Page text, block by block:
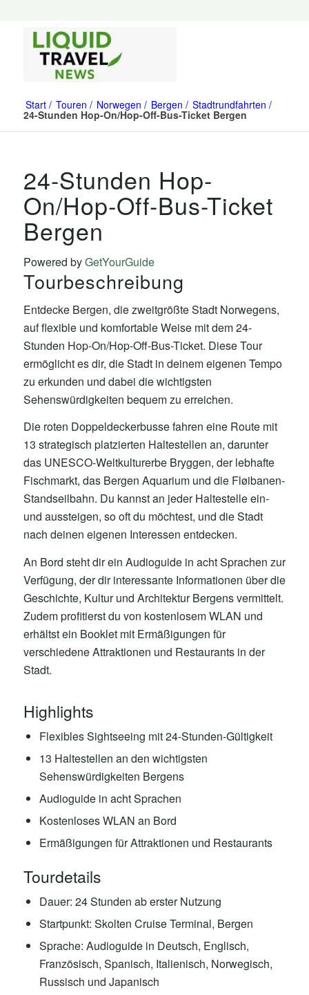
Start Touren Norwegen Bergen Stadtrundfahrten
24-Stunden Hop-On/Hop-Off-Bus-Ticket Bergen
24-Stunden Hop-
On/Hop-Off-Bus-Ticket
Bergen
Powered byGetYourGuide
Tourbeschreibung
Entdecke Bergen, die zweitgrößte Stadt Norwegens,
auf flexible und komfortable Weise mit dem 24-
Stunden Hop-On/Hop-Off-Bus-Ticket. Diese Tour
ermöglicht es dir, die Stadt in deinem eigenen Tempo
zu erkunden und dabei die wichtigsten
Sehenswürdigkeiten bequem zu erreichen.
Die roten Doppeldeckerbusse fahren eine Route mit
13 strategisch platzierten Haltestellen an, darunter
das UNESCO-Weltkulturerbe Bryggen, der lebhafte
Fischmarkt, das Bergen Aquarium und die Fløibanen-
Standseilbahn. Du kannst an jeder Haltestelle ein-
und aussteigen, so oft du möchtest, und die Stadt
nach deinen eigenen Interessen entdecken.
An Bord steht dir ein Audioguide in acht Sprachen zur
Verfügung, der dir interessante Informationen über die
Geschichte, Kultur und Architektur Bergens vermittelt.
Zudem profitierst du von kostenlosem WLAN und
erhältst ein Booklet mit Ermäßigungen für
verschiedene Attraktionen und Restaurants in der
Stadt.
Highlights
Flexibles Sightseeing mit 24-Stunden-Gültigkeit
13 Haltestellen an den wichtigsten
Sehenswürdigkeiten Bergens
Audioguide in acht Sprachen
Kostenloses WLAN an Bord
Ermäßigungen für Attraktionen und Restaurants
Tourdetails
Dauer: 24 Stunden ab erster Nutzung
Startpunkt: Skolten Cruise Terminal, Bergen
Sprache: Audioguide in Deutsch, Englisch,
Französisch, Spanisch, Italienisch, Norwegisch,
Russisch und Japanisch